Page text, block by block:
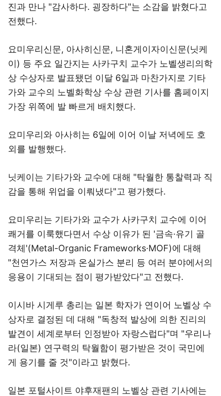
진과 만나 "감사하다. 굉장하다"는 소감을 밝혔다고
전했다.
요미우리신문, 아사히신문, 니혼게이자이신문(닛케
이) 등 주요 일간지는 사카구치 교수가 노벨생리의학
상 수상자로 발표됐던 이달 6일과 마찬가지로 기타
가와 교수의 노벨화학상 수상 관련 기사를 홈페이지
가장 위쪽에 발 빠르게 배치했다.
요미우리와 아사히는 6일에 이어 이날 저녁에도 호
외를 발행했다.
닛케이는 기타가와 교수에 대해 "탁월한 통찰력과 직
감을 통해 위업을 이뤄냈다"고 평가했다.
요미우리는 기타가와 교수가 사카구치 교수에 이어
쾌거를 이룩했다면서 수상 이유가 된 '금속·유기 골
격체'(Metal-Organic Frameworks·MOF)에 대해
"천연가스 저장과 온실가스 분리 등 여러 분야에서의
응용이 기대되는 점이 평가받았다"고 전했다.
이시바 시게루 총리는 일본 학자가 연이어 노벨상 수
상자로 결정된 데 대해 "독창적 발상에 의한 진리의
발견이 세계로부터 인정받아 자랑스럽다"며 "우리나
라(일본) 연구력의 탁월함이 평가받은 것이 국민에
게 용기를 줄 것"이라고 밝혔다.
일본 포털사이트 야후재팬의 노벨상 관련 기사에는